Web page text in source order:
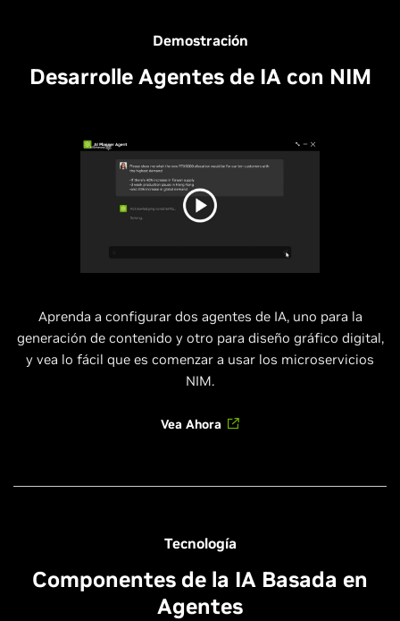
Demostración
Desarrolle Agentes de IA con NIM
Aprenda a configurar dos agentes de IA, uno para la
generación de contenido y otro para diseño gráfico digital,
y vea lo fácil que es comenzar a usar los microservicios
NIM.
Vea Ahora
Tecnología
Componentes de la IA Basada en
Agentes